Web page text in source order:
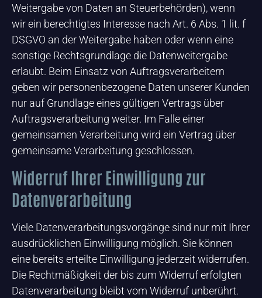
Weitergabe von Daten an Steuerbehörden), wenn
wir ein berechtigtes Interesse nach Art. 6 Abs. 1 lit. f
DSGVO an der Weitergabe haben oder wenn eine
sonstige Rechtsgrundlage die Datenweitergabe
erlaubt. Beim Einsatz von Auftragsverarbeitern
geben wir personenbezogene Daten unserer Kunden
nur auf Grundlage eines gültigen Vertrags über
Auftragsverarbeitung weiter. Im Falle einer
gemeinsamen Verarbeitung wird ein Vertrag über
gemeinsame Verarbeitung geschlossen.
Widerruf Ihrer Einwilligung zur
Datenverarbeitung
Viele Datenverarbeitungsvorgänge sind nur mit Ihrer
ausdrücklichen Einwilligung möglich. Sie können
eine bereits erteilte Einwilligung jederzeit widerrufen.
Die Rechtmäßigkeit der bis zum Widerruf erfolgten
Datenverarbeitung bleibt vom Widerruf unberührt.